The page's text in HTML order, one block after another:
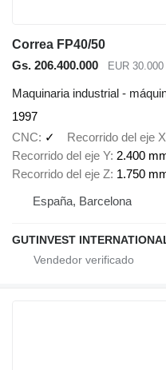
Correa FP40/50
Gs. 206.400.000
EUR 30.000
Maquinaria industrial -
1997
CNC
✓ Recorrido del eje X
Recorrido del eje Y 2.400
Recorrido del eje Z 1.750
España, Barcelona
GUTINVEST